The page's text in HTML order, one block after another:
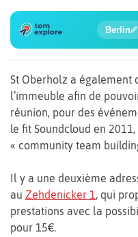
Berlin
St Oberholz a également
l’immeuble afin de
réunion, pour des
le fit Soundcloud en
« community team
Il y a une deuxième
au Zehdenicker 1, qui
prestations avec la
pour 15€.